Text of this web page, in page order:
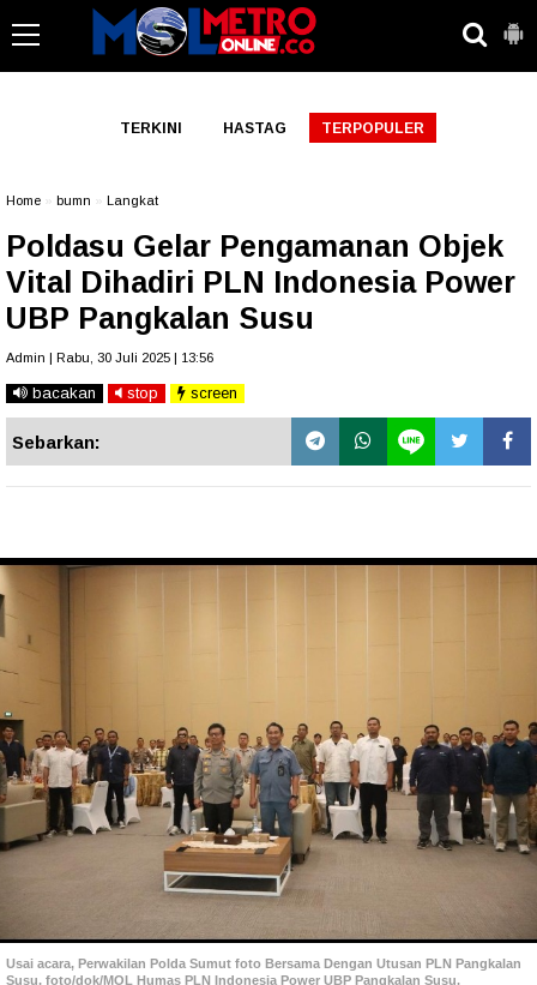
TERKINI HASTAG TERPOPULER
Home bumn Langkat
Poldasu Gelar Pengamanan Objek
Vital Dihadiri PLN Indonesia Power
UBP Pangkalan Susu
Admin | Rabu, 30 Juli 2025 | 13:56
bacakan stop screen
Sebarkan:
Usai acara, Perwakilan Polda Sumut foto Bersama Dengan Utusan PLN Pangkalan
Susu, foto/dok/MOL Humas PLN Indonesia Power UBP Pangkalan Susu.